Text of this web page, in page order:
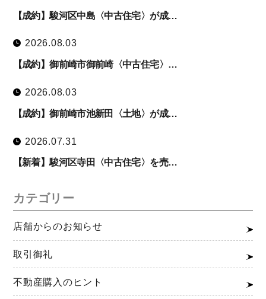
【成約】駿河区中島〈中古住宅〉が成…
2026.08.03
【成約】御前崎市御前崎〈中古住宅〉…
2026.08.03
【成約】御前崎市池新田〈土地〉が成…
2026.07.31
【新着】駿河区寺田〈中古住宅〉を売…
カテゴリー
店舗からのお知らせ
取引御礼
不動産購入のヒント